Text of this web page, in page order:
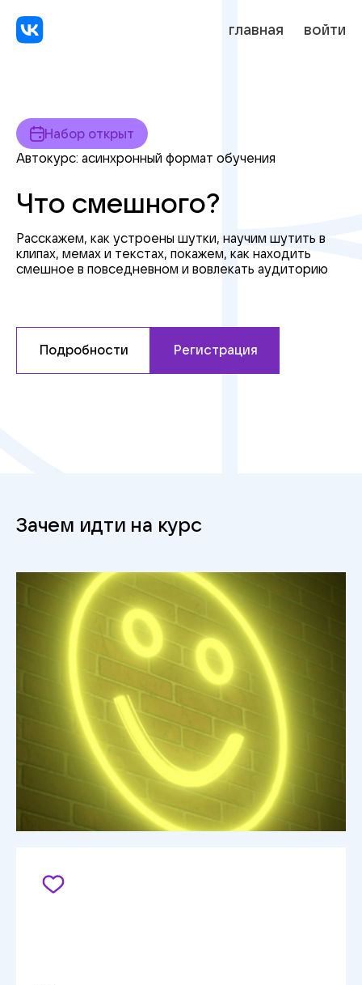
главная войти
Набор открыт
Автокурс: асинхронный формат обучения
Что смешного?
Расскажем, как устроены шутки, научим шутить в
клипах, мемах и текстах, покажем, как находить
смешное в повседневном и вовлекать аудиторию
Подробности Регистрация
Зачем идти на курс